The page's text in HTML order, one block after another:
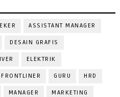
ASSISTANT MANAGER
DESAIN GRAFIS
ELEKTRIK
FRONTLINER GURU HRD
MANAGER MARKETING